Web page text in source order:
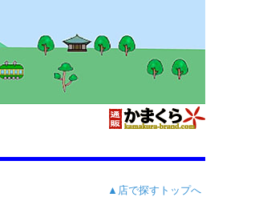
▲店で探すトップへ